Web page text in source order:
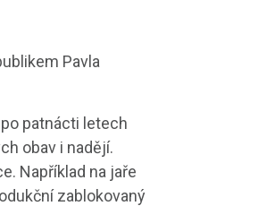
Pavla
patnácti letech
obav i nadějí.
Například na jaře
zablokovaný